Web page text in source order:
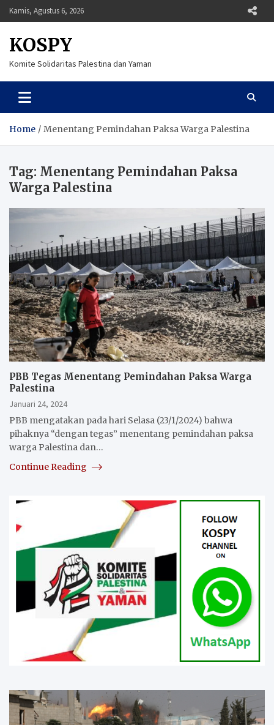
Skip
to
Kamis, Agustus 6, 2026
KOSPY
Komite Solidaritas Palestina dan Yaman
Home Menentang Pemindahan Paksa Warga Palestina
Tag: Menentang Pemindahan Paksa
Warga Palestina
PBB Tegas Menentang Pemindahan Paksa Warga
Palestina
Januari 24, 2024
PBB mengatakan pada hari Selasa (23/1/2024) bahwa
pihaknya “dengan tegas” menentang pemindahan paksa
warga Palestina dan…
Continue Reading